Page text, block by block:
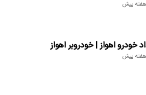
خودرو اهواز | خودروبر اهواز